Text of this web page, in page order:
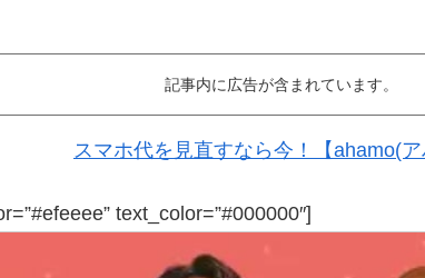
記事内に広告が含まれています。
スマホ代を見直すなら今！【ahamo(ア
text_color=”#000000″]